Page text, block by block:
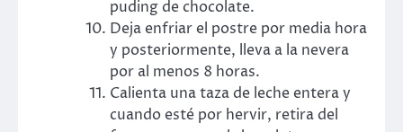
puding de chocolate.
Deja enfriar el postre por media hora
y posteriormente, lleva a la nevera
por al menos 8 horas.
Calienta una taza de leche entera y
cuando esté por hervir, retira del